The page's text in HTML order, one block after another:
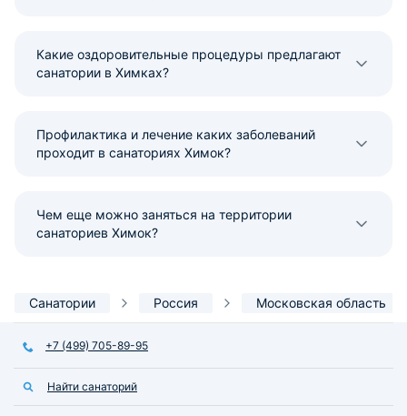
Какие оздоровительные процедуры предлагают
санатории в Химках?
Профилактика и лечение каких заболеваний
проходит в санаториях Химок?
Чем еще можно заняться на территории
санаториев Химок?
Санатории Россия Московская область
+7 (499) 705-89-95
Найти санаторий